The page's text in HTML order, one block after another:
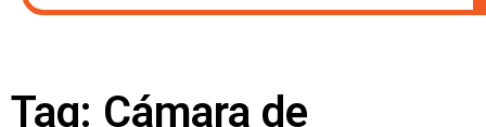
Tag: Cámara de